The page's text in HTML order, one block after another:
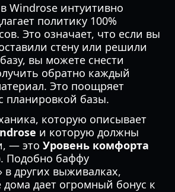
Windrose интуитивно
политику 100%
Это означает, что если вы
стену или решили
вы можете снести
обратно каждый
Это поощряет
планировкой базы.
которую описывает
и которую должны
— это Уровень комфорта
. Подобно баффу
других выживалках,
дает огромный бонус к